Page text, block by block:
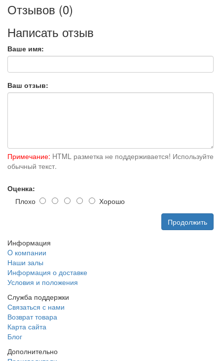
Отзывов (0)
Написать отзыв
Ваше имя:
Ваш отзыв:
Примечание: HTML разметка не поддерживается! Используйте
обычный текст.
Оценка:
Плохо
Хорошо
Продолжить
Информация
O компании
Наши залы
Информация о доставке
Условия и положения
Служба поддержки
Связаться с нами
Возврат товара
Карта сайта
Блог
Дополнительно